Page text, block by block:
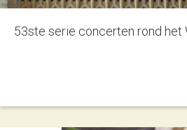
53ste serie concerten rond het